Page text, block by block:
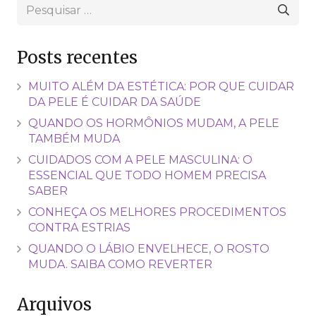
Pesquisar
Posts recentes
MUITO ALÉM DA ESTÉTICA: POR QUE CUIDAR
DA PELE É CUIDAR DA SAÚDE
QUANDO OS HORMÔNIOS MUDAM, A PELE
TAMBÉM MUDA
CUIDADOS COM A PELE MASCULINA: O
ESSENCIAL QUE TODO HOMEM PRECISA
SABER
CONHEÇA OS MELHORES PROCEDIMENTOS
CONTRA ESTRIAS
QUANDO O LÁBIO ENVELHECE, O ROSTO
MUDA. SAIBA COMO REVERTER
Arquivos